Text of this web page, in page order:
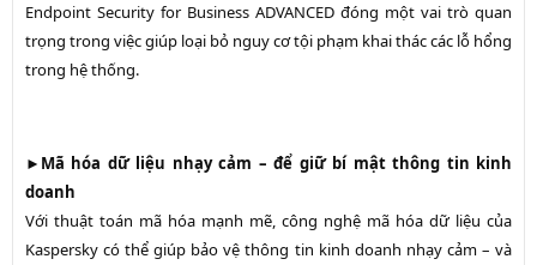
Endpoint Security for Business ADVANCED đóng một vai trò quan
trọng trong việc giúp loại bỏ nguy cơ tội phạm khai thác các lỗ hổng
trong hệ thống.
► Mã hóa dữ liệu nhạy cảm – để giữ bí mật thông tin kinh
doanh
Với thuật toán mã hóa mạnh mẽ, công nghệ mã hóa dữ liệu của
Kaspersky có thể giúp bảo vệ thông tin kinh doanh nhạy cảm – và